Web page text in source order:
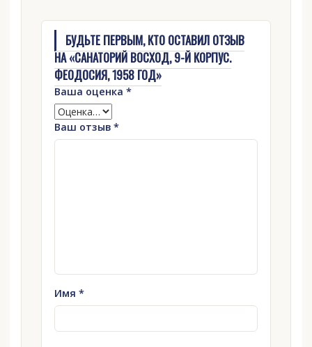
БУДЬТЕ ПЕРВЫМ, КТО ОСТАВИЛ ОТЗЫВ
НА «САНАТОРИЙ ВОСХОД, 9-Й КОРПУС.
ФЕОДОСИЯ, 1958 ГОД»
Ваша оценка *
Ваш отзыв *
Имя *